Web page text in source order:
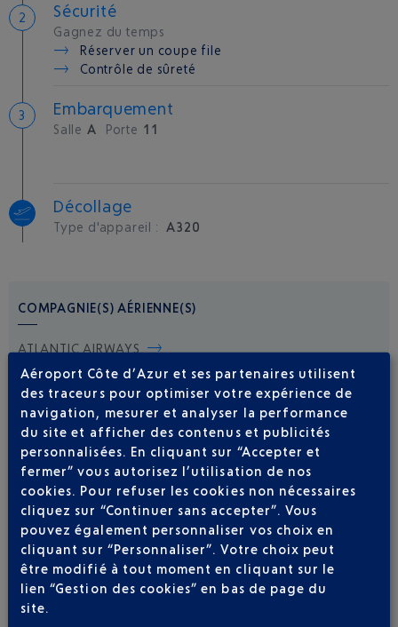
Sécurité
Gagnez du temps
Réserver un coupe file
Contrôle de sûreté
Embarquement
Salle A Porte 11
Décollage
Type d'appareil : A320
COMPAGNIE(S) AÉRIENNE(S)
ATLANTIC AIRWAYS
Soyez notifié(e) de
toutes les évolutions
pour ce vol
Aéroport Côte d’Azur et ses partenaires utilisent
des traceurs pour optimiser votre expérience de
navigation, mesurer et analyser la performance
du site et afficher des contenus et publicités
personnalisées. En cliquant sur “Accepter et
fermer” vous autorisez l’utilisation de nos
cookies. Pour refuser les cookies non nécessaires
cliquez sur “Continuer sans accepter”. Vous
pouvez également personnaliser vos choix en
cliquant sur “Personnaliser”. Votre choix peut
être modifié à tout moment en cliquant sur le
lien “Gestion des cookies” en bas de page du
site.